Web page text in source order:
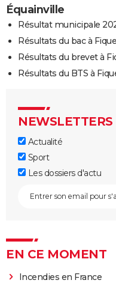
Équainville
Résultat municipale
Résultats du bac à
Résultats du brevet à
Résultats du BTS à
NEWSLETTERS
Actualité
Sport
Les dossiers d'actu
EN CE MOMENT
Incendies en France